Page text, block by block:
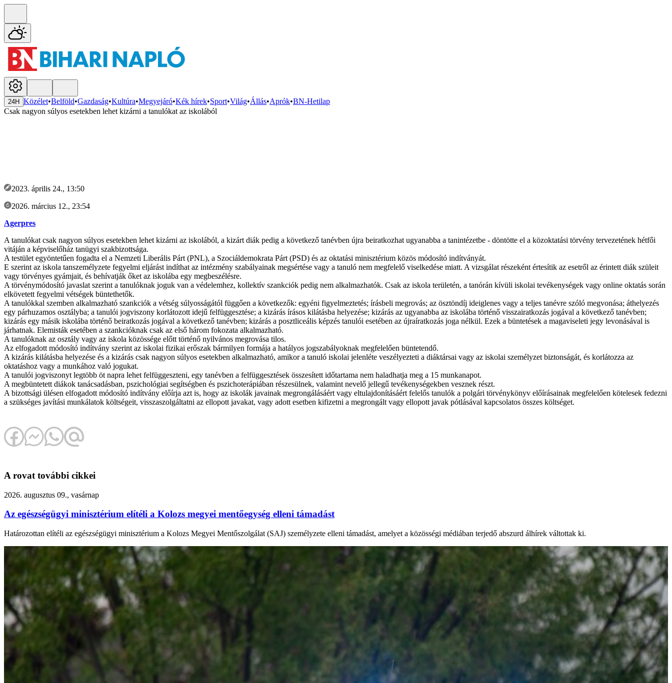
24H Közélet•Belföld•Gazdaság•Kultúra•Megyejáró•Kék hírek•Sport•Világ•Állás•Aprók•BN-Hetilap
Csak nagyon súlyos esetekben lehet kizárni a tanulókat az iskolából
2023. április 24., 13:50
2026. március 12., 23:54
Agerpres
A tanulókat csak nagyon súlyos esetekben lehet kizárni az iskolából, a kizárt diák pedig a következő tanévben újra beiratkozhat ugyanabba a tanintézetbe - döntötte el a közoktatási törvény tervezetének hétfői
vitáján a képviselőház tanügyi szakbizottsága.
A testület egyöntetűen fogadta el a Nemzeti Liberális Párt (PNL), a Szociáldemokrata Párt (PSD) és az oktatási minisztérium közös módosító indítványát.
E szerint az iskola tanszemélyzete fegyelmi eljárást indíthat az intézmény szabályainak megsértése vagy a tanuló nem megfelelő viselkedése miatt. A vizsgálat részeként értesítik az esetről az érintett diák szüleit
vagy törvényes gyámjait, és behívatják őket az iskolába egy megbeszélésre.
A törvénymódosító javaslat szerint a tanulóknak joguk van a védelemhez, kollektív szankciók pedig nem alkalmazhatók. Csak az iskola területén, a tanórán kívüli iskolai tevékenységek vagy online oktatás során
elkövetett fegyelmi vétségek büntethetők.
A tanulókkal szemben alkalmazható szankciók a vétség súlyosságától függően a következők: egyéni figyelmeztetés; írásbeli megrovás; az ösztöndíj ideiglenes vagy a teljes tanévre szóló megvonása; áthelyezés
egy párhuzamos osztályba; a tanulói jogviszony korlátozott idejű felfüggesztése; a kizárás írásos kilátásba helyezése; kizárás az ugyanabba az iskolába történő visszairatkozás jogával a következő tanévben;
kizárás egy másik iskolába történő beiratkozás jogával a következő tanévben; kizárás a posztliceális képzés tanulói esetében az újraíratkozás joga nélkül. Ezek a büntetések a magaviseleti jegy levonásával is
járhatnak. Elemisták esetében a szankcióknak csak az első három fokozata alkalmazható.
A tanulóknak az osztály vagy az iskola közössége előtt történő nyilvános megrovása tilos.
Az elfogadott módosító indítvány szerint az iskolai fizikai erőszak bármilyen formája a hatályos jogszabályoknak megfelelően büntetendő.
A kizárás kilátásba helyezése és a kizárás csak nagyon súlyos esetekben alkalmazható, amikor a tanuló iskolai jelenléte veszélyezteti a diáktársai vagy az iskolai személyzet biztonságát, és korlátozza az
oktatáshoz vagy a munkához való jogukat.
A tanulói jogviszonyt legtöbb öt napra lehet felfüggeszteni, egy tanévben a felfüggesztések összesített időtartama nem haladhatja meg a 15 munkanapot.
A megbüntetett diákok tanácsadásban, pszichológiai segítségben és pszichoterápiában részesülnek, valamint nevelő jellegű tevékenységekben vesznek részt.
A bizottsági ülésen elfogadott módosító indítvány előírja azt is, hogy az iskolák javainak megrongálásáért vagy eltulajdonításáért felelős tanulók a polgári törvénykönyv előírásainak megfelelően kötelesek fedezni
a szükséges javítási munkálatok költségeit, visszaszolgáltatni az ellopott javakat, vagy adott esetben kifizetni a megrongált vagy ellopott javak pótlásával kapcsolatos összes költséget.
A rovat további cikkei
2026. augusztus 09., vasárnap
Az egészségügyi minisztérium elítéli a Kolozs megyei mentőegység elleni támadást
Határozottan elítéli az egészségügyi minisztérium a Kolozs Megyei Mentőszolgálat (SAJ) személyzete elleni támadást, amelyet a közösségi médiában terjedő abszurd álhírek váltottak ki.